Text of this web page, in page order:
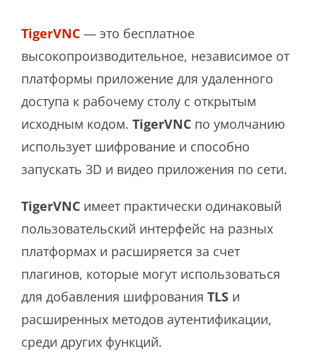
TigerVNC — это бесплатное
высокопроизводительное, независимое от
платформы приложение для удаленного
доступа к рабочему столу с открытым
исходным кодом. TigerVNC по умолчанию
использует шифрование и способно
запускать 3D и видео приложения по сети.
TigerVNC имеет практически одинаковый
пользовательский интерфейс на разных
платформах и расширяется за счет
плагинов, которые могут использоваться
для добавления шифрования TLS и
расширенных методов аутентификации,
среди других функций.